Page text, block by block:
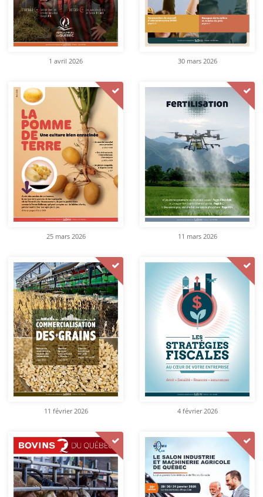
1 avril 2026 30 mars 2026
25 mars 2026 11 mars 2026
11 février 2026 4 février 2026